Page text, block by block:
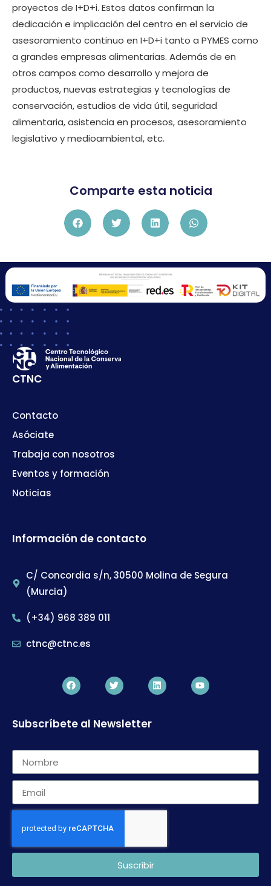
proyectos de I+D+i. Estos datos confirman la
dedicación e implicación del centro en el servicio de
asesoramiento continuo en I+D+i tanto a PYMES como
a grandes empresas alimentarias. Además de en
otros campos como desarrollo y mejora de
productos, nuevas estrategias y tecnologías de
conservación, estudios de vida útil, seguridad
alimentaria, asistencia en procesos, asesoramiento
legislativo y medioambiental, etc.
Comparte esta noticia
CTNC
Contacto
Asóciate
Trabaja con nosotros
Eventos y formación
Noticias
Información de contacto
C/ Concordia s/n, 30500 Molina de Segura
(Murcia)
(+34) 968 389 011
ctnc@ctnc.es
Subscríbete al Newsletter
Suscribir